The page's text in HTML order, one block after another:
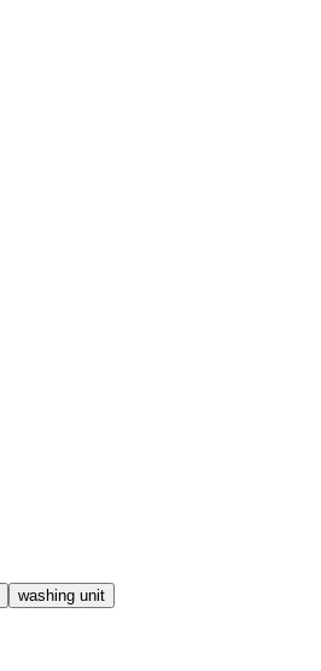
washing unit